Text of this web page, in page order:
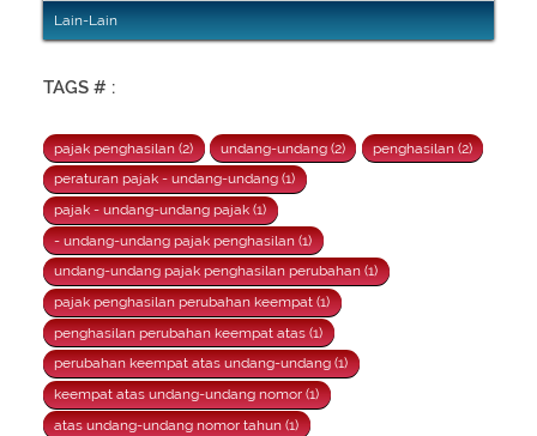
Lain-Lain
TAGS # :
pajak penghasilan (2) undang-undang (2)
penghasilan (2)
peraturan pajak - undang-undang (1)
pajak - undang-undang pajak (1)
- undang-undang pajak penghasilan (1)
undang-undang pajak penghasilan perubahan (1)
pajak penghasilan perubahan keempat (1)
penghasilan perubahan keempat atas (1)
perubahan keempat atas undang-undang (1)
keempat atas undang-undang nomor (1)
atas undang-undang nomor tahun (1)